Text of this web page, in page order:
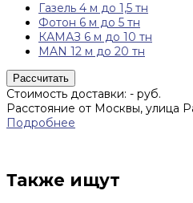
Газель 4 м до 1,5 тн
Фотон 6 м до 5 тн
КАМАЗ 6 м до 10 тн
MAN 12 м до 20 тн
Рассчитать
Стоимость доставки: - руб.
Расстояние от Москвы, улица
Подробнее
Также ищут